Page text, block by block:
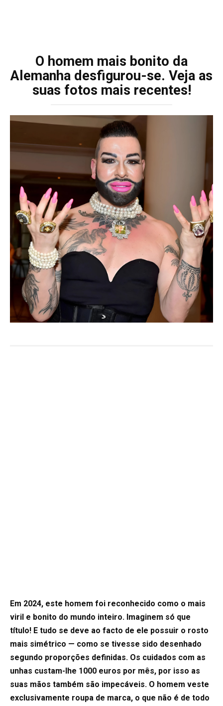
O homem mais bonito da
Alemanha desfigurou-se. Veja as
suas fotos mais recentes!
Em 2024, este homem foi reconhecido como o mais
viril e bonito do mundo inteiro. Imaginem só que
título! E tudo se deve ao facto de ele possuir o rosto
mais simétrico — como se tivesse sido desenhado
segundo proporções definidas. Os cuidados com as
unhas custam-lhe 1000 euros por mês, por isso as
suas mãos também são impecáveis. O homem veste
exclusivamente roupa de marca, o que não é de todo